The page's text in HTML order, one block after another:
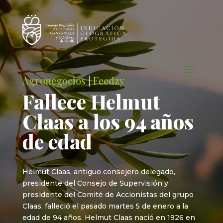
Agronegocios|Feedzy
Fallece Helmut
Claas a los 94 años
de edad
Helmut Claas, antiguo consejero delegado,
presidente del Consejo de Supervisión y
presidente del Comité de Accionistas del grupo
Claas, falleció el pasado martes 5 de enero a la
edad de 94 años. Helmut Claas nació en 1926 en